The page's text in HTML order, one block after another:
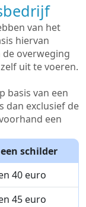
van het
hiervan
overweging
uit te voeren.
basis van een
dan exclusief de
een
schilder
40 euro
45 euro